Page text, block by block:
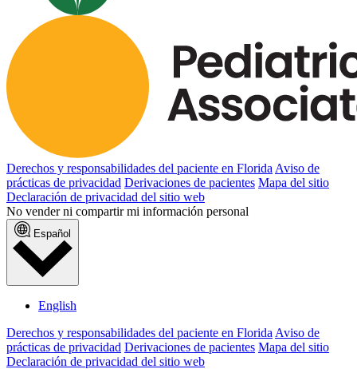
Derechos y responsabilidades del paciente en Florida Aviso de
prácticas de privacidad Derivaciones de pacientes Mapa del sitio
Declaración de privacidad del sitio web
No vender ni compartir mi información personal
Español
English
Derechos y responsabilidades del paciente en Florida Aviso de
prácticas de privacidad Derivaciones de pacientes Mapa del sitio
Declaración de privacidad del sitio web